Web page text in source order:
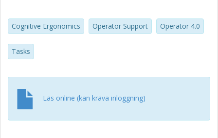
lenges,based on six casestudies, are combined with an
outlook of the future of work of operators, based onthe
Operator 4.0vision. The challenges categorized in this
paper can be used to identify opportunitiesfor
factories as well as for researchers and devel-opers of
Operator 3.0 supportsolutions.
Cognitive Ergonomics Operator Support Operator 4.0
Tasks
Läs online (kan kräva inloggning)